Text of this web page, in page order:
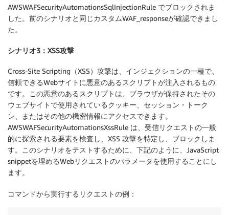
AWSWAFSecurityAutomationsSqlInjectionRule でブロックされま
した。前のシナリオと同じカスタムWAF_responseが確認できまし
た。
シナリオ3：XSS攻撃
Cross-Site Scripting（XSS）攻撃は、インジェクションの一種で、
信頼できるWebサイトに悪意のあるスクリプトが注入されるもの
です。この悪意のあるスクリプトは、ブラウザが保持されたその
ウェブサイトで使用されているクッキー、セッション・トーク
ン、またはその他の機密情報にアクセスできます。
AWSWAFSecurityAutomationsXssRule は、受信リクエストの一般
的に探索される要素を検査し、XSS 攻撃を特定し、ブロックしま
す。このシナリオをテストするために、下記のように、JavaScript
snippetを埋めるWebリクエストのパラメータを使用することにし
ます。
コマンドから実行するリクエストの例：